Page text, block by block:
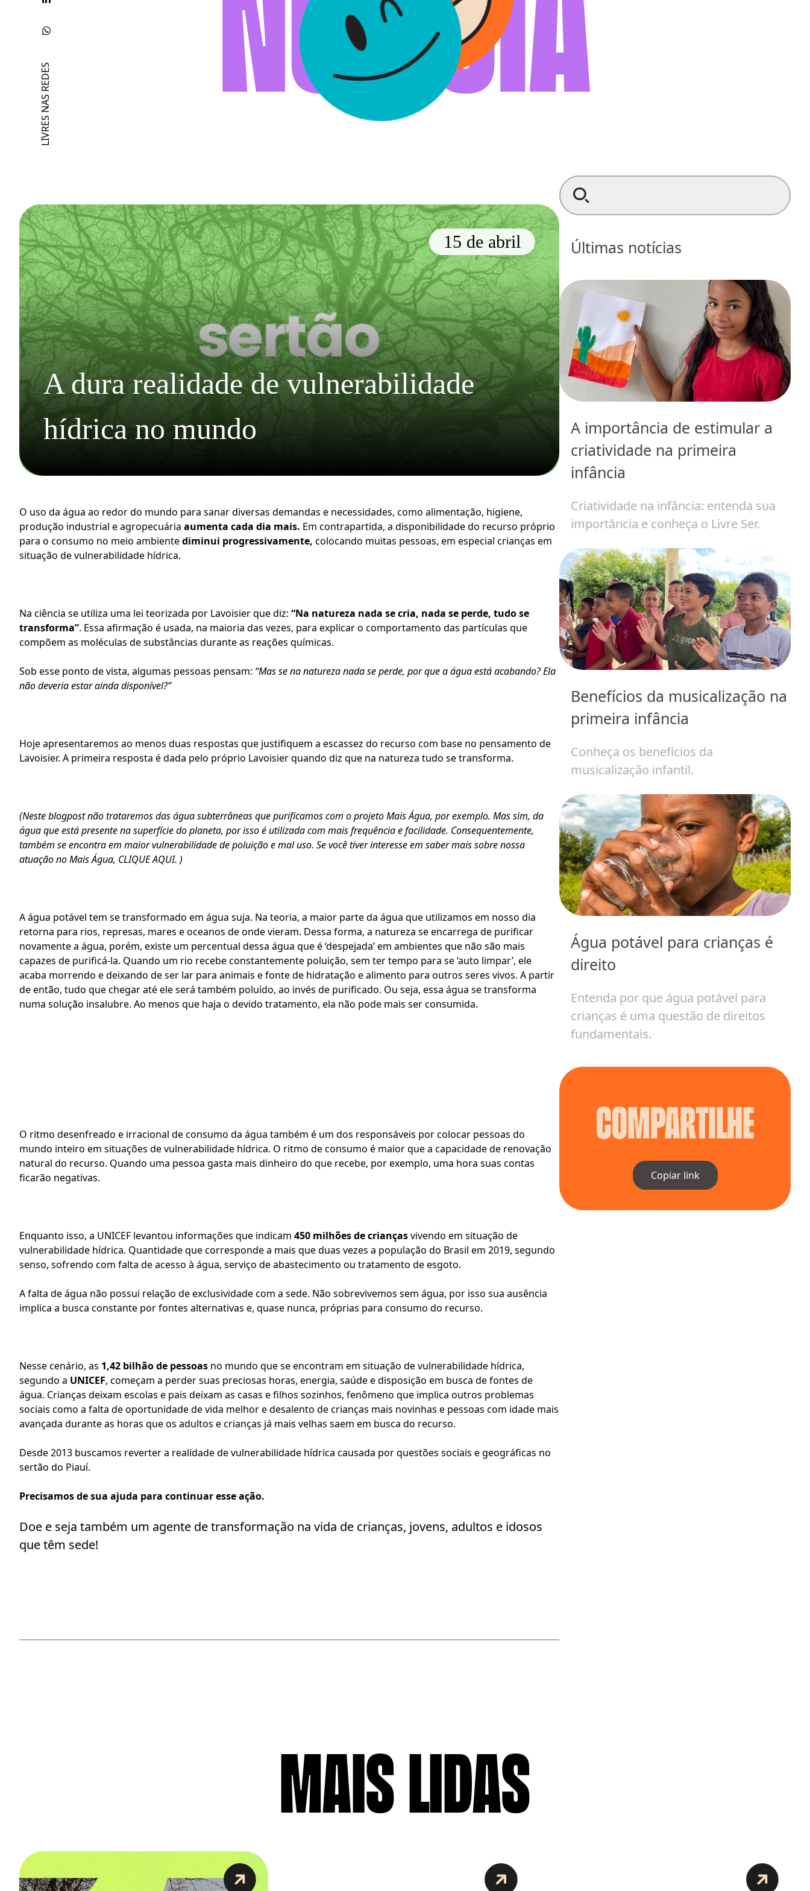
LIVRES NAS REDES
15 de abril
A dura realidade de vulnerabilidade
hídrica no mundo
O uso da água ao redor do mundo para sanar diversas demandas e necessidades, como alimentação, higiene,
produção industrial e agropecuária aumenta cada dia mais. Em contrapartida, a disponibilidade do recurso próprio
para o consumo no meio ambiente diminui progressivamente, colocando muitas pessoas, em especial crianças em
situação de vulnerabilidade hídrica.
Na ciência se utiliza uma lei teorizada por Lavoisier que diz: “Na natureza nada se cria, nada se perde, tudo se
transforma”. Essa afirmação é usada, na maioria das vezes, para explicar o comportamento das partículas que
compõem as moléculas de substâncias durante as reações químicas.
Sob esse ponto de vista, algumas pessoas pensam: “Mas se na natureza nada se perde, por que a água está acabando? Ela
não deveria estar ainda disponível?”
Hoje apresentaremos ao menos duas respostas que justifiquem a escassez do recurso com base no pensamento de
Lavoisier. A primeira resposta é dada pelo próprio Lavoisier quando diz que na natureza tudo se transforma.
(Neste blogpost não trataremos das água subterrâneas que purificamos com o projeto Mais Água, por exemplo. Mas sim, da
água que está presente na superfície do planeta, por isso é utilizada com mais frequência e facilidade. Consequentemente,
também se encontra em maior vulnerabilidade de poluição e mal uso. Se você tiver interesse em saber mais sobre nossa
atuação no Mais Água, CLIQUE AQUI. )
A água potável tem se transformado em água suja. Na teoria, a maior parte da água que utilizamos em nosso dia
retorna para rios, represas, mares e oceanos de onde vieram. Dessa forma, a natureza se encarrega de purificar
novamente a água, porém, existe um percentual dessa água que é ‘despejada’ em ambientes que não são mais
capazes de purificá-la. Quando um rio recebe constantemente poluição, sem ter tempo para se ‘auto limpar’, ele
acaba morrendo e deixando de ser lar para animais e fonte de hidratação e alimento para outros seres vivos. A partir
de então, tudo que chegar até ele será também poluído, ao invés de purificado. Ou seja, essa água se transforma
numa solução insalubre. Ao menos que haja o devido tratamento, ela não pode mais ser consumida.
O ritmo desenfreado e irracional de consumo da água também é um dos responsáveis por colocar pessoas do
mundo inteiro em situações de vulnerabilidade hídrica. O ritmo de consumo é maior que a capacidade de renovação
natural do recurso. Quando uma pessoa gasta mais dinheiro do que recebe, por exemplo, uma hora suas contas
ficarão negativas.
Enquanto isso, a UNICEF levantou informações que indicam 450 milhões de crianças vivendo em situação de
vulnerabilidade hídrica. Quantidade que corresponde a mais que duas vezes a população do Brasil em 2019, segundo
senso, sofrendo com falta de acesso à água, serviço de abastecimento ou tratamento de esgoto.
A falta de água não possui relação de exclusividade com a sede. Não sobrevivemos sem água, por isso sua ausência
implica a busca constante por fontes alternativas e, quase nunca, próprias para consumo do recurso.
Nesse cenário, as 1,42 bilhão de pessoas no mundo que se encontram em situação de vulnerabilidade hídrica,
segundo a UNICEF, começam a perder suas preciosas horas, energia, saúde e disposição em busca de fontes de
água. Crianças deixam escolas e pais deixam as casas e filhos sozinhos, fenômeno que implica outros problemas
sociais como a falta de oportunidade de vida melhor e desalento de crianças mais novinhas e pessoas com idade mais
avançada durante as horas que os adultos e crianças já mais velhas saem em busca do recurso.
Desde 2013 buscamos reverter a realidade de vulnerabilidade hídrica causada por questões sociais e geográficas no
sertão do Piauí.
Precisamos de sua ajuda para continuar esse ação.
Doe e seja também um agente de transformação na vida de crianças, jovens, adultos e idosos
que têm sede!
Search for:
Últimas notícias
Instituto Livres é recertificado
com o Selo Doar conceito A em
2026
O Instituto Livres acaba de receber a
recertificação do Selo Doar com
conceito A
Heuchayer vira embaixador de
projeto social no sertão
Higiene bucal na infância: um
cuidado que impacta toda a
vida
A importância de estimular a
criatividade na primeira
infância
Criatividade na infância: entenda sua
importância e conheça o Livre Ser.
Benefícios da musicalização na
primeira infância
Conheça os benefícios da
musicalização infantil.
Água potável para crianças é
direito
Entenda por que água potável para
crianças é uma questão de direitos
fundamentais.
Compartilhe
Copiar link
MAIS LIDAS